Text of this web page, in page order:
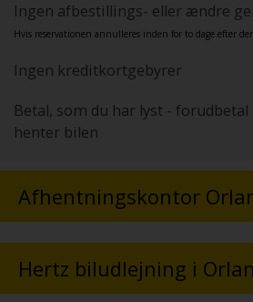
Ingen afbestillings- eller ændre
Hvis reservationen annulleres inden for to dage efter
Ingen kreditkortgebyrer
Betal, som du har lyst -
henter bilen
Afhentningskontor
Hertz biludlejning i